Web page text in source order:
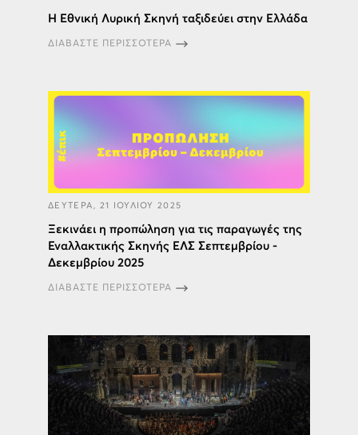
H Εθνική Λυρική Σκηνή ταξιδεύει στην Ελλάδα
ΔΙΑΒΑΣΤΕ ΠΕΡΙΣΣΟΤΕΡΑ
ΔΕΥΤΕΡΑ, 21 ΙΟΥΛΙΟΥ 2025
Ξεκινάει η προπώληση για τις παραγωγές της
Εναλλακτικής Σκηνής ΕΛΣ Σεπτεμβρίου -
Δεκεμβρίου 2025
ΔΙΑΒΑΣΤΕ ΠΕΡΙΣΣΟΤΕΡΑ